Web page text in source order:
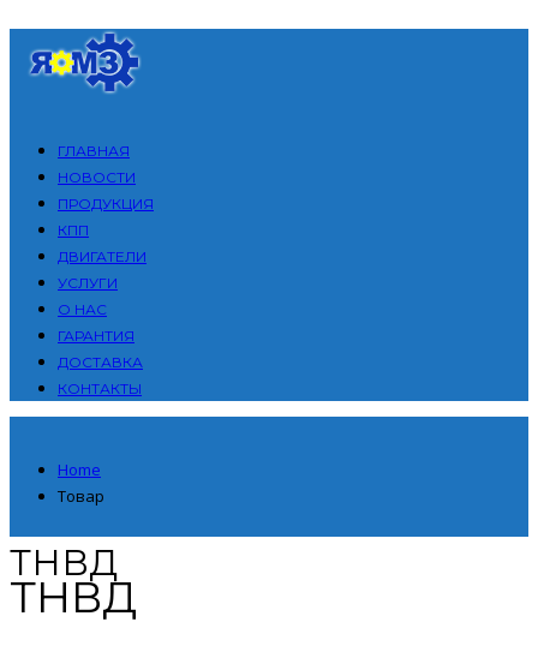
ГЛАВНАЯ
НОВОСТИ
ПРОДУКЦИЯ
КПП
ДВИГАТЕЛИ
УСЛУГИ
О НАС
ГАРАНТИЯ
ДОСТАВКА
КОНТАКТЫ
Home
Товар
ТНВД
ТНВД